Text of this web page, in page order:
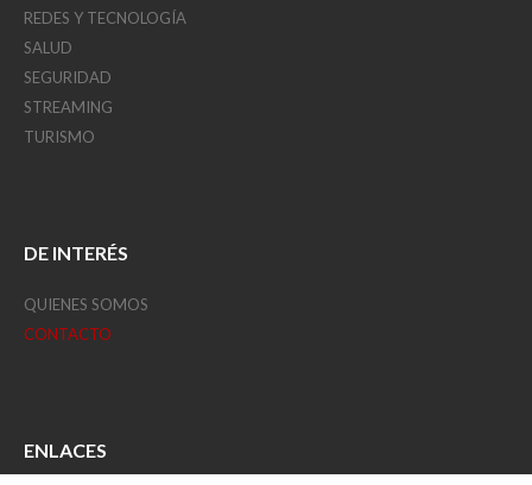
REDES Y TECNOLOGÍA
SALUD
SEGURIDAD
STREAMING
TURISMO
DE INTERÉS
QUIENES SOMOS
CONTACTO
ENLACES